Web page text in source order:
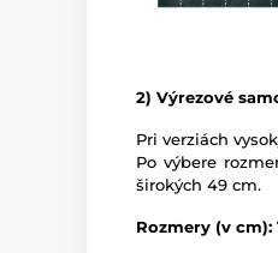
2) Výrezové
Pri verziách
Po výbere
širokých 49 cm.
Rozmery (v cm):